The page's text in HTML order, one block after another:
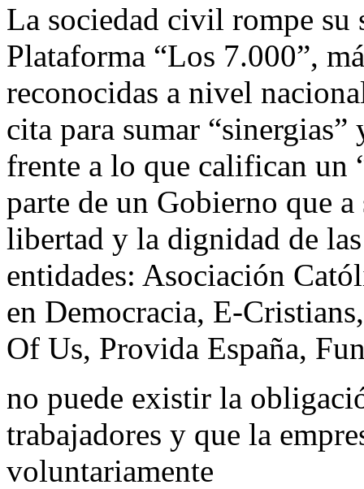
La sociedad civil rompe
Plataforma “Los 7.000”,
reconocidas a nivel
cita para sumar
frente a lo que califican un
parte de un Gobierno que
libertad y la dignidad de
entidades: Asociación
en Democracia, E-
Of Us, Provida España,
no puede existir la
trabajadores y que la
voluntariamente